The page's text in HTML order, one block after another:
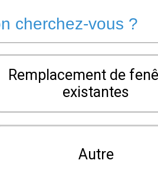
cherchez-vous ?
Remplacement de
existantes
Autre